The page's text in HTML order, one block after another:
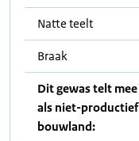
Natte teelt
Braak
Dit gewas telt mee
als niet-productief
bouwland: